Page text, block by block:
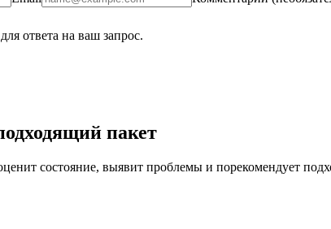
ответа на ваш запрос.
пакет
состояние, выявит проблемы и порекомендует